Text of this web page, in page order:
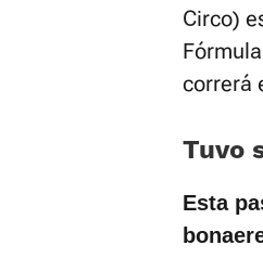
Circo)
correrá
Tuvo
Esta